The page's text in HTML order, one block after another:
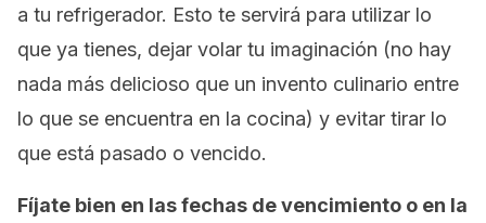
a tu refrigerador. Esto te servirá para utilizar lo
que ya tienes, dejar volar tu imaginación (no hay
nada más delicioso que un invento culinario entre
lo que se encuentra en la cocina) y evitar tirar lo
que está pasado o vencido.
Fíjate bien en las fechas de vencimiento o en la